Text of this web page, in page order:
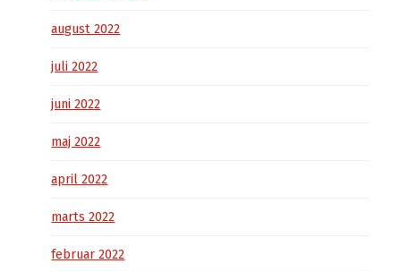
august 2022
juli 2022
juni 2022
maj 2022
april 2022
marts 2022
februar 2022